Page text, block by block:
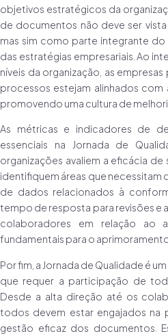
objetivos estratégicos da
de documentos não deve ser
mas sim como parte integrante
das estratégias empresariais. Ao
níveis da organização, as
processos estejam alinhados com
promovendo uma cultura de
As métricas e indicadores de
essenciais na Jornada de
organizações avaliem a eficácia
identifiquem áreas que necessitam
de dados relacionados à
tempo de resposta para revisões e
colaboradores em relação ao
fundamentais para o
Por fim, a Jornada de Qualidade é
que requer a participação de
Desde a alta direção até os
todos devem estar engajados na
gestão eficaz dos documentos.